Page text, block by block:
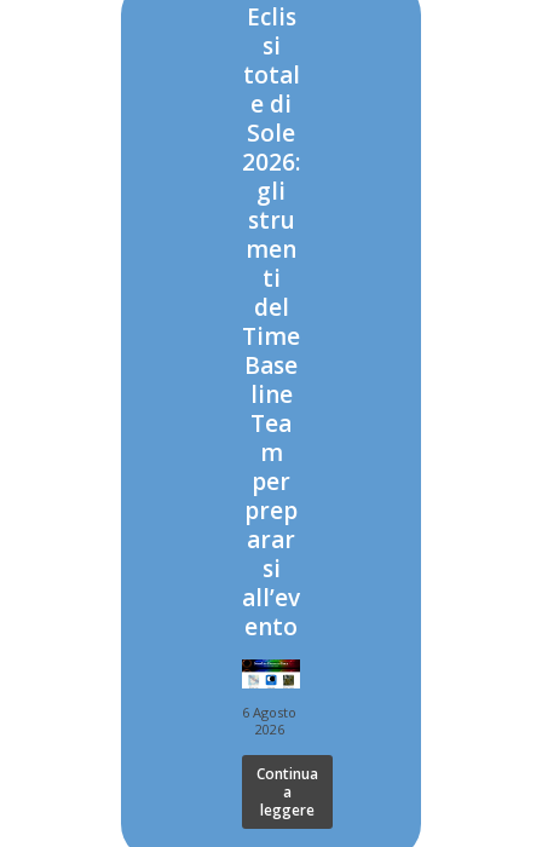
Eclis
si
total
e di
Sole
2026:
gli
stru
men
ti
del
Time
Base
line
Tea
m
per
prep
arar
si
all’ev
ento
6 Agosto
2026
Continua
a
leggere